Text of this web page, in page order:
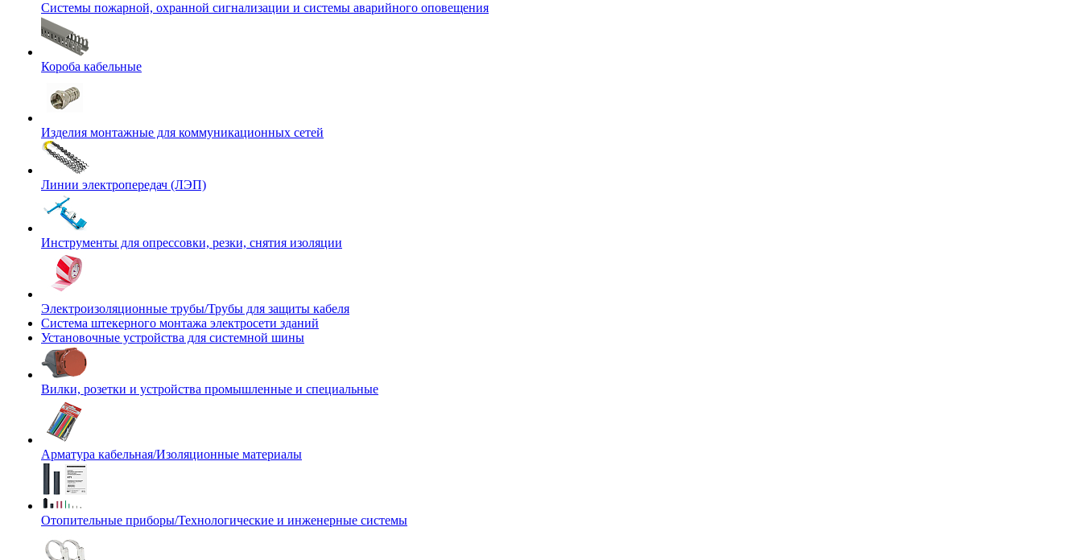
Системы пожарной, охранной сигнализации и системы аварийного оповещения
Короба кабельные
Изделия монтажные для коммуникационных сетей
Линии электропередач (ЛЭП)
Инструменты для опрессовки, резки, снятия изоляции
Электроизоляционные трубы/Трубы для защиты кабеля
Система штекерного монтажа электросети зданий
Установочные устройства для системной шины
Вилки, розетки и устройства промышленные и специальные
Арматура кабельная/Изоляционные материалы
Отопительные приборы/Технологические и инженерные системы